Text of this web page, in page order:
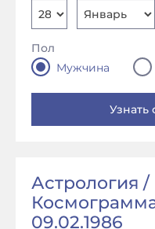
Пол
Мужчина
Астрология /
09.02.1986